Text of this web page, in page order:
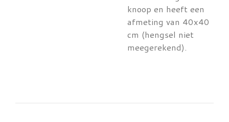
knoop en heeft een
afmeting van 40x40
cm (hengsel niet
meegerekend).